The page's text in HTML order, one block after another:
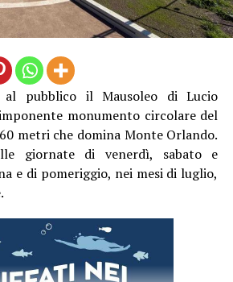
“E’ lo scrittore a identificare i
come “l’età del jazz”. Il jazz è
è nella poetica di Scott Fitzgerald
riesce a contenere lo spettacolo
quel sistema”, aggiunge Pernarella
“divertente”, “un gioco a
illusione e realtà.
pubblico il Mausoleo di Lucio
monumento circolare del
metri che domina Monte Orlando.
giornate di venerdì, sabato e
e di pomeriggio, nei mesi di luglio,